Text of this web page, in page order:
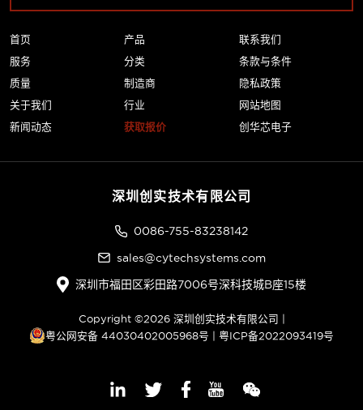
首页
服务
质量
关于我们
新闻动态
产品
分类
制造商
行业
获取报价
联系我们
条款与条件
隐私政策
网站地图
创华芯电子
深圳创实技术有限公司
0086-755-83238142
sales@cytechsystems.com
深圳市福田区彩田路7006号深科技城B座15楼
Copyright ©2026 深圳创实技术有限公司 |
粤公网安备 44030402005968号 | 粤ICP备2022093419号